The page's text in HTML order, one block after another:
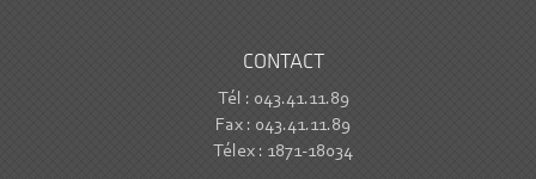
CONTACT
Tél : 043.41.11.89
Fax : 043.41.11.89
Télex : 1871-18034